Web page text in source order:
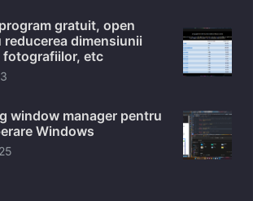
gratuit, open
dimensiunii
fotografiilor, etc
window manager pentru
Windows